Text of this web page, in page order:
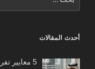
عن:
أحدث المقالات
5 معايير